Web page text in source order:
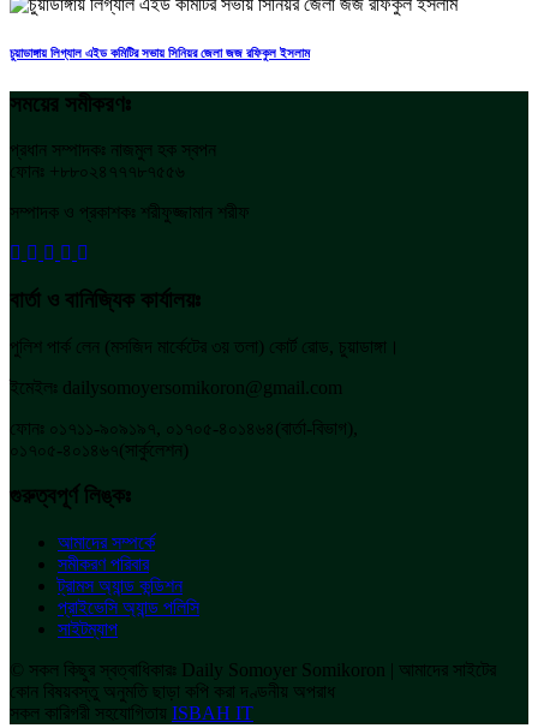
চুয়াডাঙ্গায় লিগ্যাল এইড কমিটির সভায় সিনিয়র জেলা জজ রফিকুল ইসলাম
সময়ের সমীকরণঃ
প্রধান সম্পাদকঃ নাজমুল হক স্বপন
ফোনঃ +৮৮০২৪৭৭৭৮৭৫৫৬
সম্পাদক ও প্রকাশকঃ শরীফুজ্জামান শরীফ
বার্তা ও বানিজ্যিক কার্যালয়ঃ
পুলিশ পার্ক লেন (মসজিদ মার্কেটের ৩য় তলা) কোর্ট রোড, চুয়াডাঙ্গা।
ইমেইলঃ dailysomoyersomikoron@gmail.com
ফোনঃ ০১৭১১-৯০৯১৯৭, ০১৭০৫-৪০১৪৬৪(বার্তা-বিভাগ),
০১৭০৫-৪০১৪৬৭(সার্কুলেশন)
গুরুত্বপূর্ণ লিঙ্কঃ
আমাদের সম্পর্কে
সমীকরণ পরিবার
ট্রামস অ্যান্ড কন্ডিশন
প্রাইভেসি অ্যান্ড পলিসি
সাইটম্যাপ
© সকল কিছুর স্বত্বাধিকারঃ Daily Somoyer Somikoron | আমাদের সাইটের
কোন বিষয়বস্তু অনুমতি ছাড়া কপি করা দণ্ডনীয় অপরাধ
সকল কারিগরী সহযোগিতায় ISBAH IT